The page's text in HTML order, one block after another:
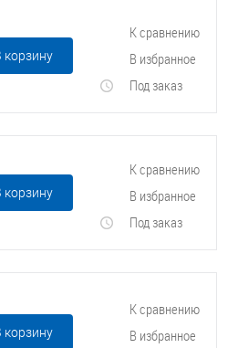
корзину
К сравнению
В избранное
Под заказ
корзину
К сравнению
В избранное
Под заказ
корзину
К сравнению
В избранное